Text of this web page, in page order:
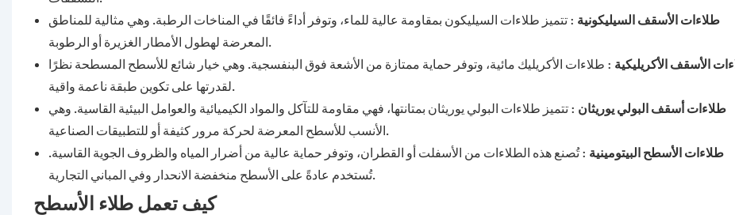
طلاءات الأسقف السيليكونية : تتميز طلاءات السيليكون بمقاومة عالية للماء، وتوفر أداءً فائقًا في المناخات الرطبة. وهي مثالية للمناطق
الأسقف الأكريليكية : طلاءات الأكريليك مائية، وتوفر حماية ممتازة من الأشعة فوق البنفسجية. وهي خيار شائع للأسطح المسطحة نظرًا
طلاءات أسقف البولي يوريثان : تتميز طلاءات البولي يوريثان بمتانتها، فهي مقاومة للتآكل والمواد الكيميائية والعوامل البيئية القاسية. وهي
طلاءات الأسطح البيتومينية : تُصنع هذه الطلاءات من الأسفلت أو القطران، وتوفر حماية عالية من أضرار المياه والظروف الجوية القاسية.
تُستخدم عادةً على الأسطح منخفضة الانحدار وفي المباني التجارية.
كيف تعمل طلاء الأسطح